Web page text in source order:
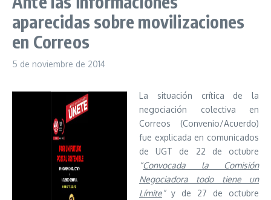
aparecidas sobre movilizaciones
en Correos
5 de noviembre de 2014
La situación crítica de la
negociación colectiva en
Correos (Convenio/Acuerdo)
fue explicada en comunicados
de UGT de 22 de octubre
“Convocada la Comisión
Negociadora todo tiene un
Límite”y de 27 de octubre